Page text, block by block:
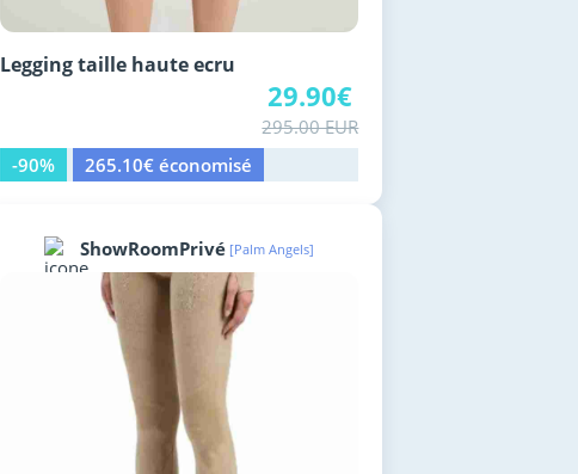
Legging taille haute ecru
29.90€
295.00 EUR
-90%
265.10€ économisé
ShowRoomPrivé [Palm Angels]